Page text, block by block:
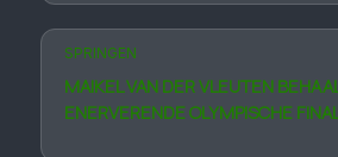
SPRINGEN
MAIKEL VAN DER VLEUTEN
ENER­VERENDE OLYM­PISCHE